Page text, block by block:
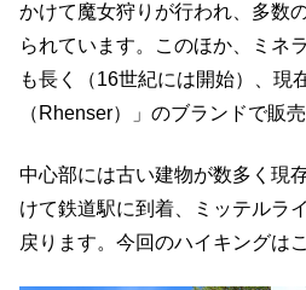
かけて魔女狩りが行われ、多数
られています。このほか、ミネ
も長く（16世紀には開始）、現
（Rhenser）」のブランドで販
中心部には古い建物が数多く現
けて鉄道駅に到着、ミッテルラ
戻ります。今回のハイキングは